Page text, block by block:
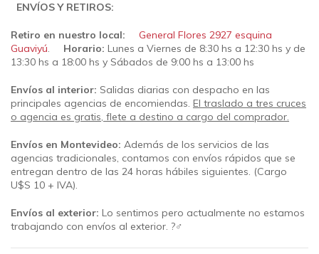
ENVÍOS Y RETIROS:
Retiro en nuestro local:
General Flores 2927 esquina
Guaviyú. Horario: Lunes a Viernes de 8:30 hs a 12:30 hs y de
13:30 hs a 18:00 hs y Sábados de 9:00 hs a 13:00 hs
Envíos al interior: Salidas diarias con despacho en las
principales agencias de encomiendas. El traslado a tres cruces
o agencia es gratis, flete a destino a cargo del comprador.
Envíos en Montevideo: Además de los servicios de las
agencias tradicionales, contamos con envíos rápidos que se
entregan dentro de las 24 horas hábiles siguientes. (Cargo
U$S 10 + IVA).
Envíos al exterior: Lo sentimos pero actualmente no estamos
trabajando con envíos al exterior. ?‍♂️